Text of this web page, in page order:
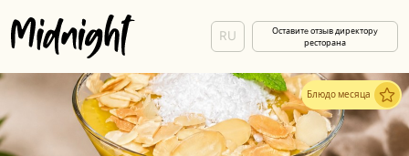
RU
Оставитe отзыв директорy
ресторана
Блюдо месяца